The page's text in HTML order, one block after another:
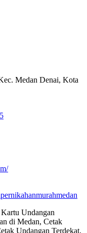
Medan Denai, Kota